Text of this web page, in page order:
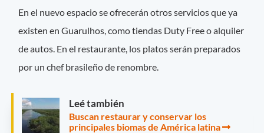
En el nuevo espacio se ofrecerán otros servicios que ya
existen en Guarulhos, como tiendas Duty Free o alquiler
de autos. En el restaurante, los platos serán preparados
por un chef brasileño de renombre.
Leé también
Buscan restaurar y conservar los
principales biomas de América latina